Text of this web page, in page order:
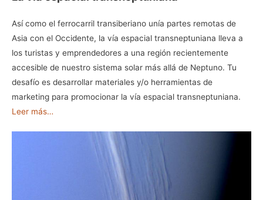
Así como el ferrocarril transiberiano unía partes remotas de
Asia con el Occidente, la vía espacial transneptuniana lleva a
los turistas y emprendedores a una región recientemente
accesible de nuestro sistema solar más allá de Neptuno. Tu
desafío es desarrollar materiales y/o herramientas de
marketing para promocionar la vía espacial transneptuniana.
Leer más…